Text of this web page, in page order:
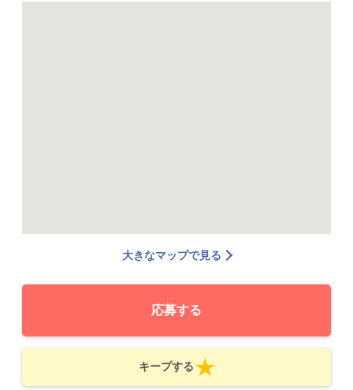
大きなマップで見る
応募する
キープする